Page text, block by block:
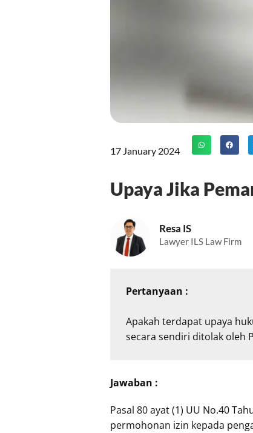
17 January 2024
Upaya Jika
Resa IS
Lawyer ILS Law Firm
Pertanyaan :
Apakah terdapat upaya
secara sendiri ditolak oleh
Jawaban :
Pasal 80 ayat (1) UU No.40
permohonan izin kepada